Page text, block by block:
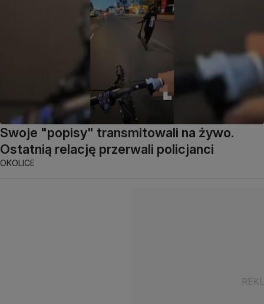
Swoje "popisy" transmitowali na żywo.
Ostatnią relację przerwali policjanci
OKOLICE